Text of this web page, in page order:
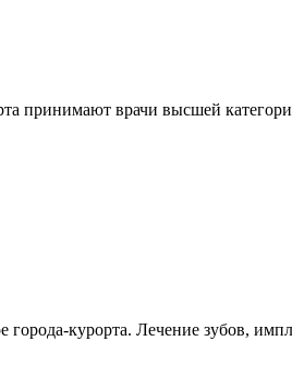
принимают врачи высшей
курорта. Лечение зубов,